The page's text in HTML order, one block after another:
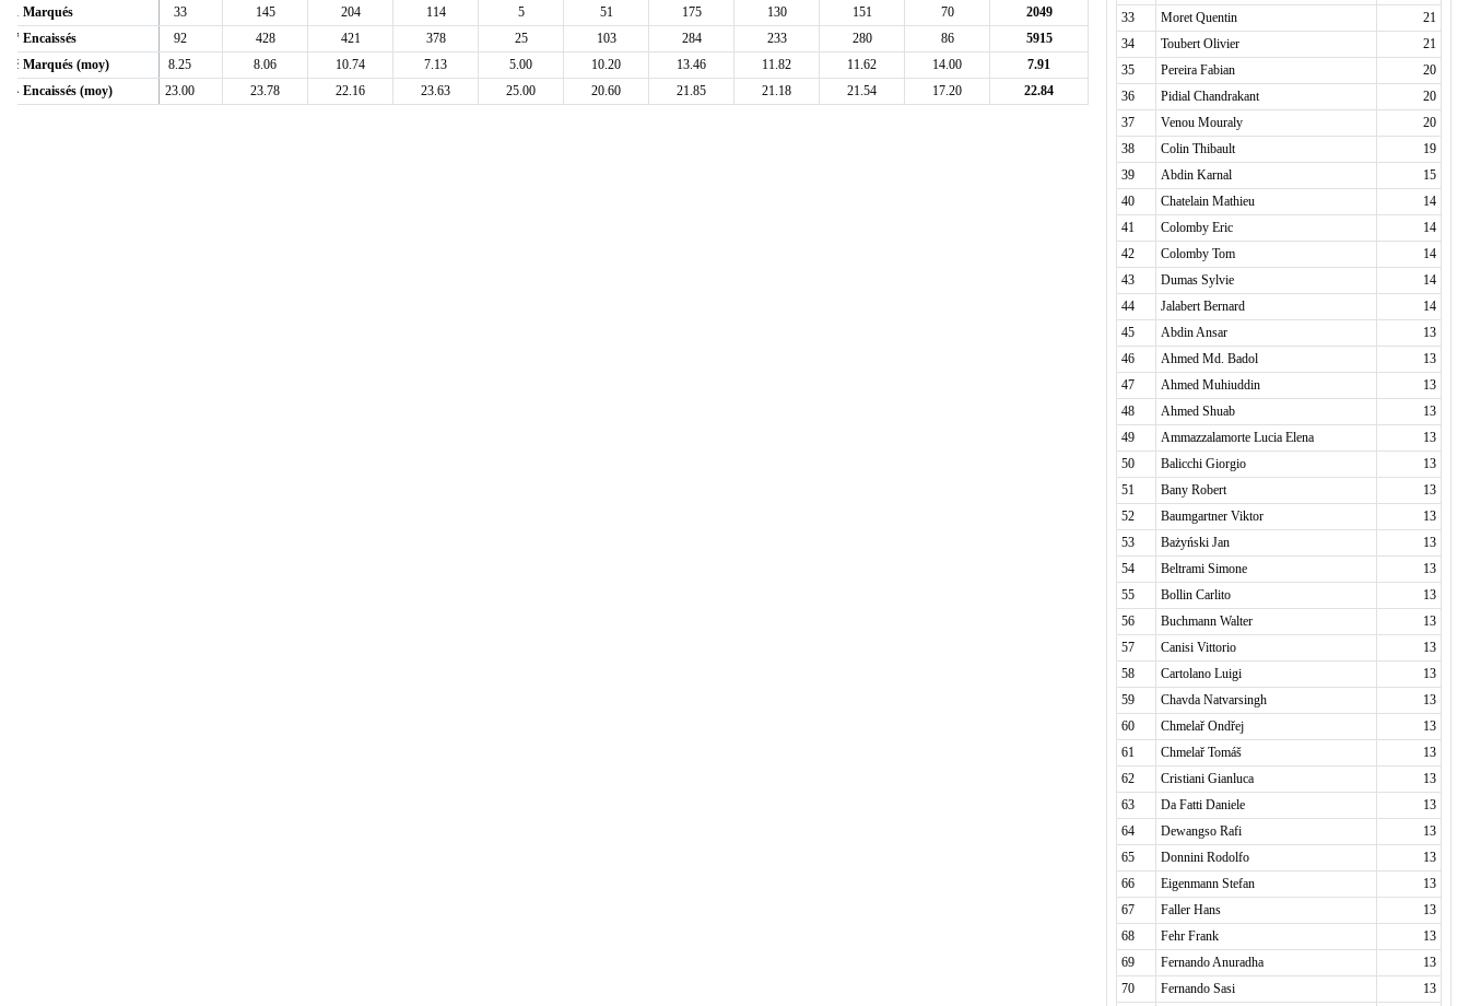
Marqués
111 33 145 204 114 5 51 175 130 151 70
2049
Encaissés
317 92 428 421 378 25 103 284 233 280 86
5915
Marqués (moy)
6.00 8.25 8.06 10.74 7.13 5.00 10.20 13.46 11.82 11.62 14.00
7.91
Encaissés (moy)
24.15 23.00 23.78 22.16 23.63 25.00 20.60 21.85 21.18 21.54 17.20 22.84
33
Moret Quentin
21
34
Toubert Olivier
21
35
Pereira Fabian
20
36
Pidial Chandrakant
20
37
Venou Mouraly
20
38
Colin Thibault
19
39
Abdin Karnal
15
40
Chatelain Mathieu
14
41
Colomby Eric
14
42
Colomby Tom
14
43
Dumas Sylvie
14
44
Jalabert Bernard
14
45
Abdin Ansar
13
46
Ahmed Md. Badol
13
47
Ahmed Muhiuddin
13
48
Ahmed Shuab
13
49
Ammazzalamorte Lucia Elena
13
50
Balicchi Giorgio
13
51
Bany Robert
13
52
Baumgartner Viktor
13
53
Bażyński Jan
13
54
Beltrami Simone
13
55
Bollin Carlito
13
56
Buchmann Walter
13
57
Canisi Vittorio
13
58
Cartolano Luigi
13
59
Chavda Natvarsingh
13
60
Chmelař Ondřej
13
61
Chmelař Tomáš
13
62
Cristiani Gianluca
13
63
Da Fatti Daniele
13
64
Dewangso Rafi
13
65
Donnini Rodolfo
13
66
Eigenmann Stefan
13
67
Faller Hans
13
68
Fehr Frank
13
69
Fernando Anuradha
13
70
Fernando Sasi
13